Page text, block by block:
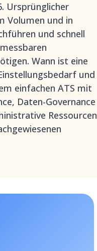
Ursprünglicher
Volumen und in
und schnell
Wann ist eine
und
einfachen ATS mit
Daten-Governance
Ressourcen